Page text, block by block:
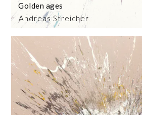
Andreas Streicher
Golden ages